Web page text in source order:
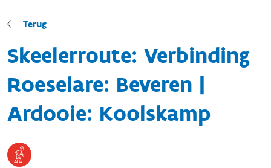
Terug
Skeelerroute: Verbinding
Roeselare: Beveren |
Ardooie: Koolskamp